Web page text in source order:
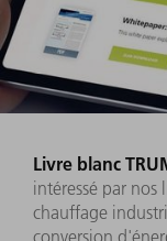
Livre blanc
intéressé par nos
chauffage